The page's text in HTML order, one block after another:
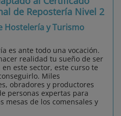
de Repostería Nivel 2
Hostelería y Turismo
es ante todo una vocación.
realidad tu sueño de ser
este sector, este curso te
Miles
obradores y productores
personas expertas para
mesas de los comensales y